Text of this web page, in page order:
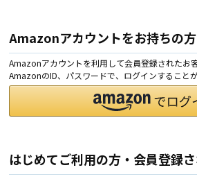
Amazonアカウントをお持ちの方
Amazonアカウントを利用して会員登録されたお客
AmazonのID、パスワードで、ログインすることが
はじめてご利用の方・会員登録